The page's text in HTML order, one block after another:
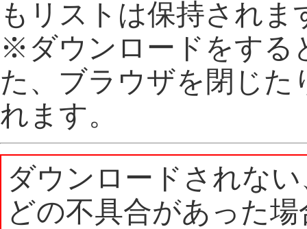
もリストは保持されま
※ダウンロードをする
た、ブラウザを閉じた
れます。
ダウンロードされな
どの不具合があった